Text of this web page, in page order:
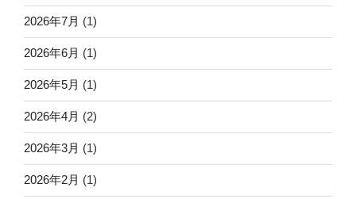
2026年7月 (1)
2026年6月 (1)
2026年5月 (1)
2026年4月 (2)
2026年3月 (1)
2026年2月 (1)